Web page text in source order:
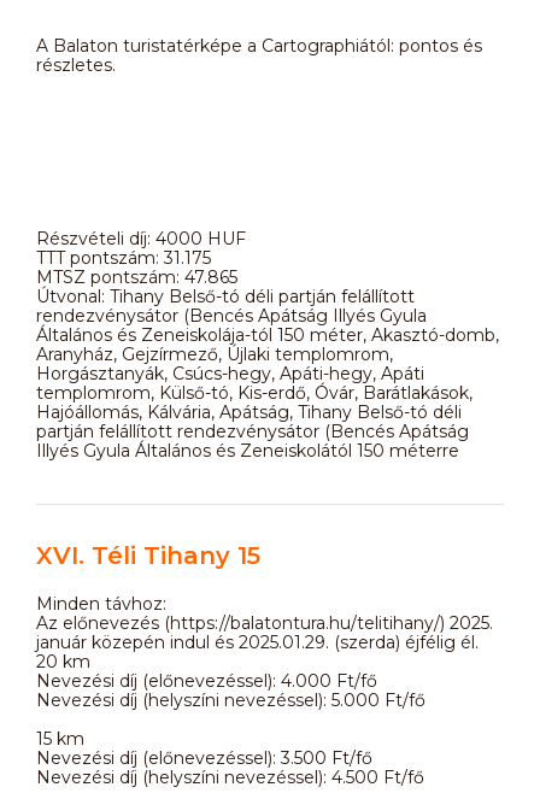
A Balaton turistatérképe a Cartographiától: pontos és
részletes.
Részvételi díj: 4000 HUF
TTT pontszám: 31.175
MTSZ pontszám: 47.865
Útvonal: Tihany Belső-tó déli partján felállított
rendezvénysátor (Bencés Apátság Illyés Gyula
Általános és Zeneiskolája-tól 150 méter, Akasztó-domb,
Aranyház, Gejzírmező, Újlaki templomrom,
Horgásztanyák, Csúcs-hegy, Apáti-hegy, Apáti
templomrom, Külső-tó, Kis-erdő, Óvár, Barátlakások,
Hajóállomás, Kálvária, Apátság, Tihany Belső-tó déli
partján felállított rendezvénysátor (Bencés Apátság
Illyés Gyula Általános és Zeneiskolától 150 méterre
XVI. Téli Tihany 15
Minden távhoz:
Az előnevezés (https://balatontura.hu/telitihany/) 2025.
január közepén indul és 2025.01.29. (szerda) éjfélig él.
20 km
Nevezési díj (előnevezéssel): 4.000 Ft/fő
Nevezési díj (helyszíni nevezéssel): 5.000 Ft/fő
15 km
Nevezési díj (előnevezéssel): 3.500 Ft/fő
Nevezési díj (helyszíni nevezéssel): 4.500 Ft/fő